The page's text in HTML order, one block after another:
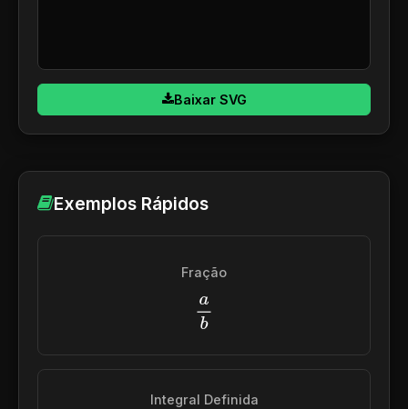
Baixar SVG
Exemplos Rápidos
Fração
ab
Integral Definida